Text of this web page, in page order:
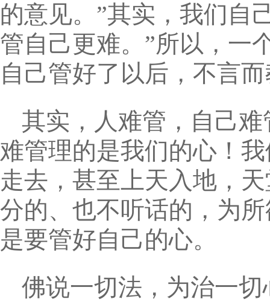
的意见。”其实，我们自
管自己更难。”所以，一
自己管好了以后，不言
其实，人难管，自己
难管理的是我们的心！
走去，甚至上天入地，
分的、也不听话的，为
是要管好自己的心。
佛说一切法，为治一